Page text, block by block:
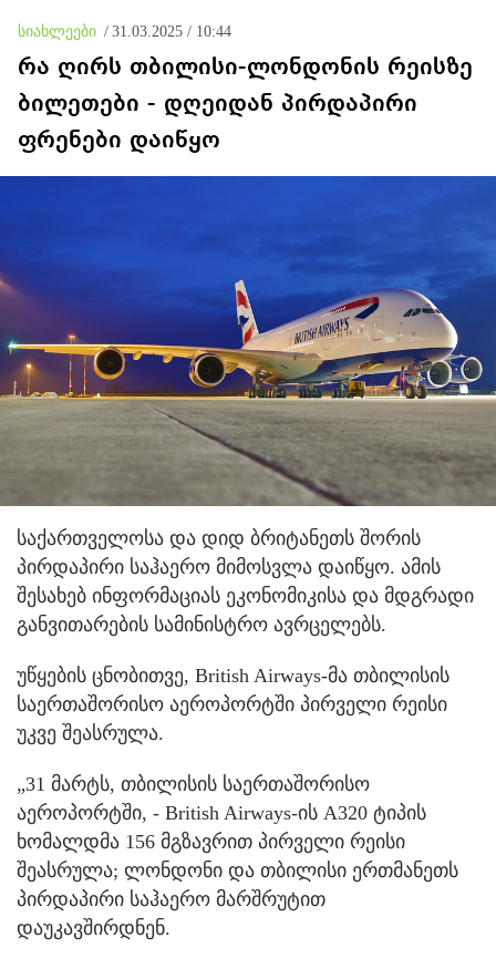
სიახლეები / 31.03.2025 / 10:44
რა ღირს თბილისი-ლონდონის რეისზე
ბილეთები - დღეიდან პირდაპირი
ფრენები დაიწყო
საქართველოსა და დიდ ბრიტანეთს შორის
პირდაპირი საჰაერო მიმოსვლა დაიწყო. ამის
შესახებ ინფორმაციას ეკონომიკისა და მდგრადი
განვითარების სამინისტრო ავრცელებს.
უწყების ცნობითვე, British Airways-მა თბილისის
საერთაშორისო აეროპორტში პირველი რეისი
უკვე შეასრულა.
„31 მარტს, თბილისის საერთაშორისო
აეროპორტში, - British Airways-ის A320 ტიპის
ხომალდმა 156 მგზავრით პირველი რეისი
შეასრულა; ლონდონი და თბილისი ერთმანეთს
პირდაპირი საჰაერო მარშრუტით
დაუკავშირდნენ.